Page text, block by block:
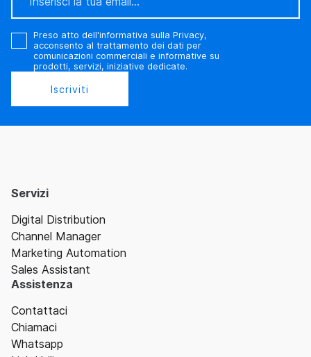
Iscriviti
Preso atto dell'informativa sulla Privacy,
acconsento al trattamento dei dati per
comunicazioni commerciali e informative su
prodotti, servizi, iniziative dedicate.
Servizi
Digital Distribution
Channel Manager
Marketing Automation
Sales Assistant
Assistenza
Contattaci
Chiamaci
Whatsapp